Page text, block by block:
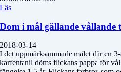
Läs
Dom i mål gällande vållande
2018-03-14
I det uppmärksammade målet där en
karfentanil döms flickans pappa för